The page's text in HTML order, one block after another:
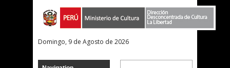
Domingo, 9 de Agosto de 2026